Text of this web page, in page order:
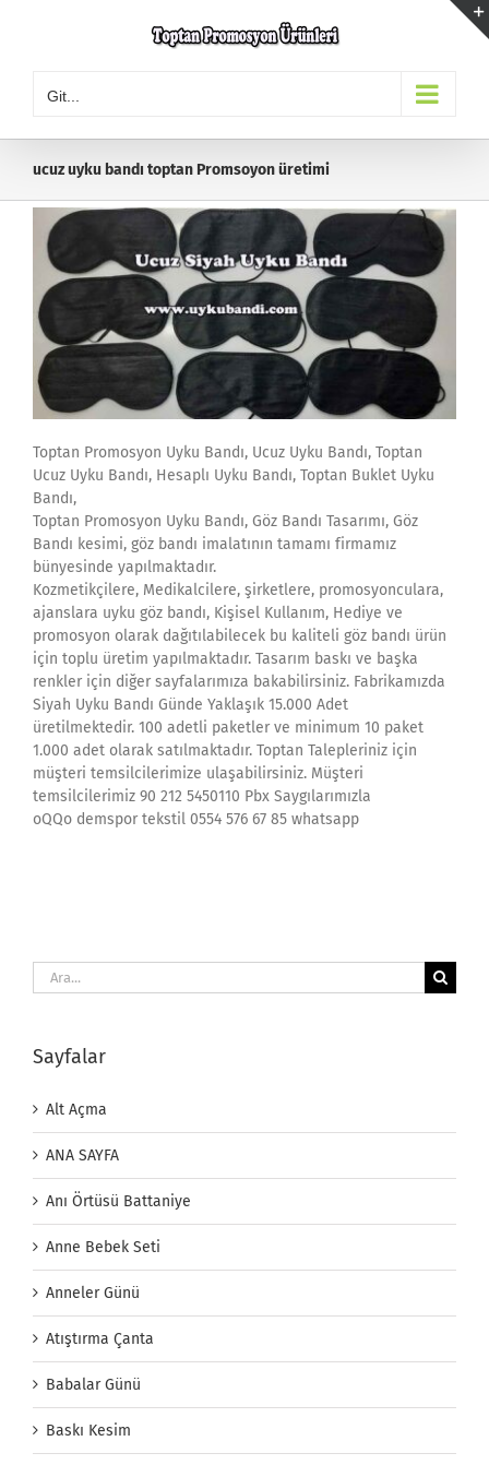
Git...
ucuz uyku bandı toptan Promsoyon üretimi
Toptan Promosyon Uyku Bandı, Ucuz Uyku Bandı, Toptan
Ucuz Uyku Bandı, Hesaplı Uyku Bandı, Toptan Buklet Uyku
Bandı,
Toptan Promosyon Uyku Bandı, Göz Bandı Tasarımı, Göz
Bandı kesimi, göz bandı imalatının tamamı firmamız
bünyesinde yapılmaktadır.
Kozmetikçilere, Medikalcilere, şirketlere, promosyonculara,
ajanslara uyku göz bandı, Kişisel Kullanım, Hediye ve
promosyon olarak dağıtılabilecek bu kaliteli göz bandı ürün
için toplu üretim yapılmaktadır. Tasarım baskı ve başka
renkler için diğer sayfalarımıza bakabilirsiniz. Fabrikamızda
Siyah Uyku Bandı Günde Yaklaşık 15.000 Adet
üretilmektedir. 100 adetli paketler ve minimum 10 paket
1.000 adet olarak satılmaktadır. Toptan Talepleriniz için
müşteri temsilcilerimize ulaşabilirsiniz. Müşteri
temsilcilerimiz 90 212 5450110 Pbx Saygılarımızla
oQQo demspor tekstil 0554 576 67 85 whatsapp
Ara:
Sayfalar
Alt Açma
ANA SAYFA
Anı Örtüsü Battaniye
Anne Bebek Seti
Anneler Günü
Atıştırma Çanta
Babalar Günü
Baskı Kesim